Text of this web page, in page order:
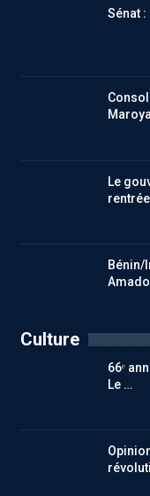
Sénat
Le
Bénin/
Culture
66ᵉ
Le …